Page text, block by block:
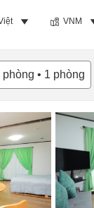
VNM
phòng • 1 phòng